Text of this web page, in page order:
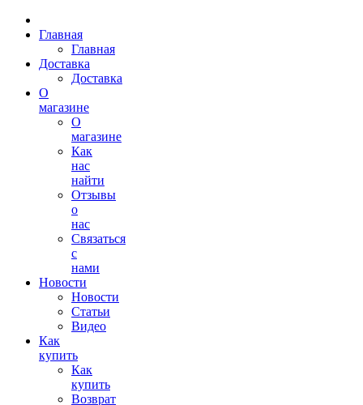
Главная
Главная
Доставка
Доставка
О
магазине
О
магазине
Как
нас
найти
Отзывы
о
нас
Связаться
с
нами
Новости
Новости
Статьи
Видео
Как
купить
Как
купить
Возврат